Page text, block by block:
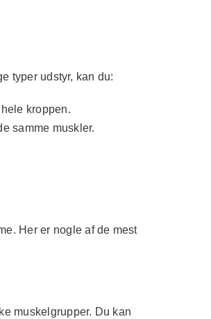
typer udstyr, kan du:
kroppen.
samme muskler.
Her er nogle af de mest
muskelgrupper. Du kan